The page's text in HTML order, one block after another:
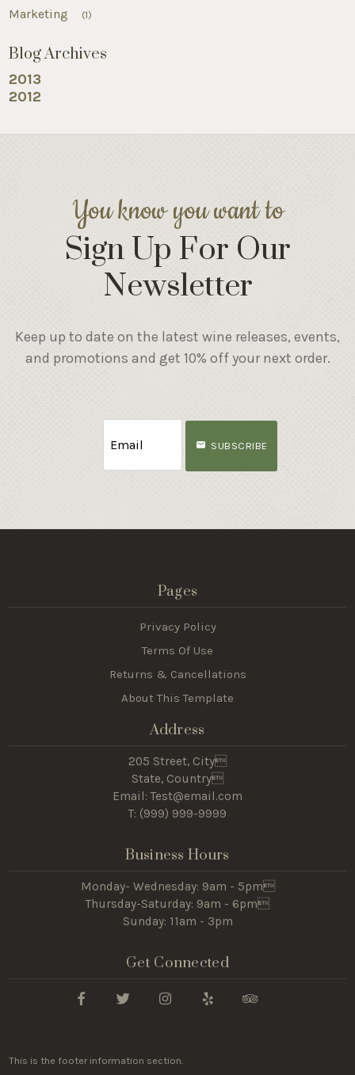
Marketing (1)
Blog Archives
2013
2012
You know you want to
Sign Up For Our
Newsletter
Keep up to date on the latest wine releases, events,
and promotions and get 10% off your next order.
SUBSCRIBE
Pages
Privacy Policy
Terms Of Use
Returns & Cancellations
About This Template
Address
205 Street, City
State, Country
Email: Test@email.com
T: (999) 999-9999
Business Hours
Monday- Wednesday: 9am - 5pm
Thursday-Saturday: 9am - 6pm
Sunday: 11am - 3pm
Get Connected
This is the footer information section.